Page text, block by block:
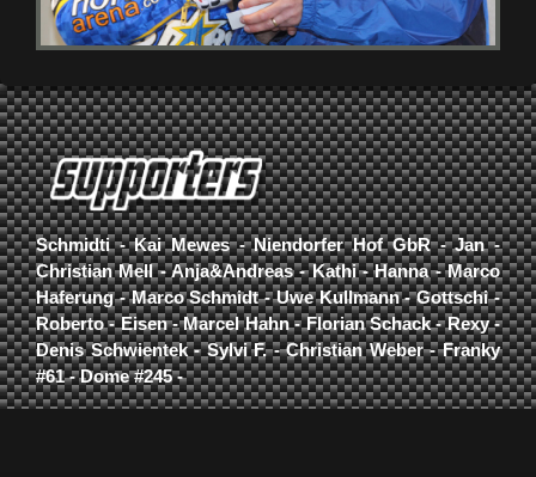
Schmidti - Kai Mewes - Niendorfer Hof GbR - Jan -
Christian Mell - Anja&Andreas - Kathi - Hanna - Marco
Haferung - Marco Schmidt - Uwe Kullmann - Gottschi -
Roberto - Eisen - Marcel Hahn - Florian Schack - Rexy -
Denis Schwientek - Sylvi F. - Christian Weber - Franky
#61 - Dome #245 -